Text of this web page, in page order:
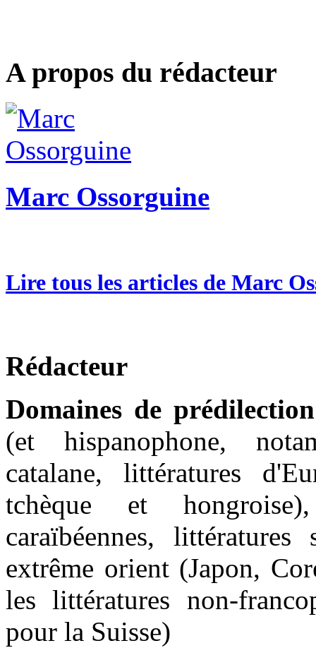
A propos du rédacteur
Marc Ossorguine
Lire tous les articles de Marc
Rédacteur
Domaines de prédilection
(et hispanophone,
catalane, littératures
tchèque et
caraïbéennes,
extrême orient (Japon,
les littératures non-
pour la Suisse)